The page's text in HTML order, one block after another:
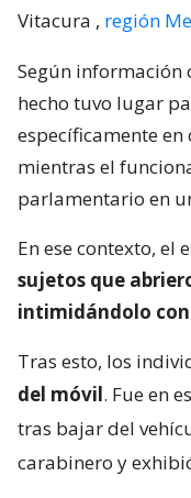
Vitacura , región
Según
hecho tuvo lugar
específicamente en
mientras el
parlamentario en
En ese contexto, el
sujetos que
intimidándolo
Tras esto, los
del móvil. Fue en
tras bajar del
carabinero y